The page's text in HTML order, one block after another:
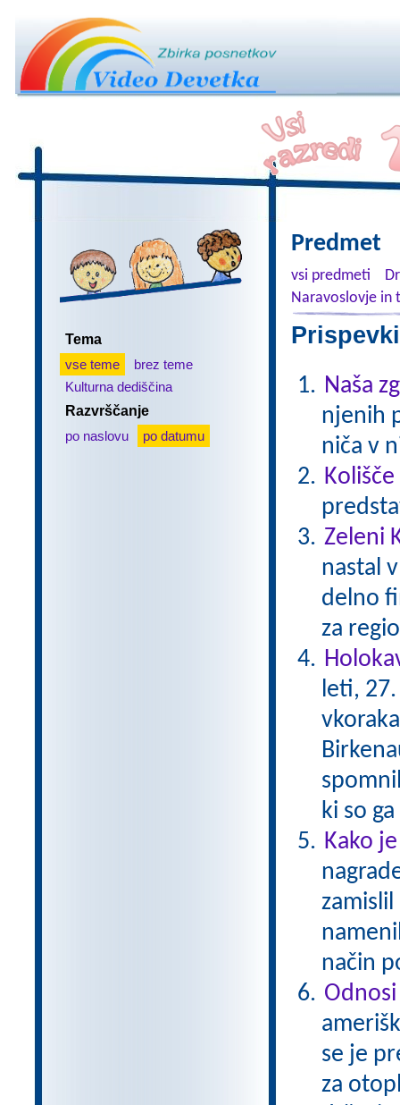
Tema
vse teme
brez teme
Kulturna dediščina
Razvrščanje
po naslovu
po datumu
Predmet
vsi predmeti
Naravoslovje in
Naša
njenih
niča v
Zeleni
nastal
delno
za
leti,
ki so
Kako
način
se je
za